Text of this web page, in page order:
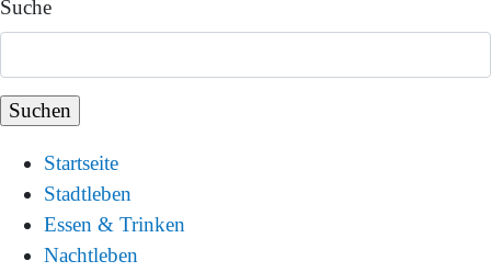
Suche
Startseite
Stadtleben
Essen & Trinken
Nachtleben